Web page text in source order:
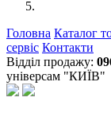
Головна Каталог
сервіс Контакти
Відділ продажу:
універсам "КИЇВ"